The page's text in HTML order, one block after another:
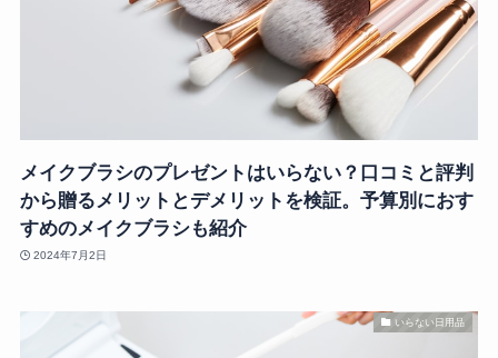
メイクブラシのプレゼントはいらない？口コミと評判
から贈るメリットとデメリットを検証。予算別におす
すめのメイクブラシも紹介
2024年7月2日
いらない日用品